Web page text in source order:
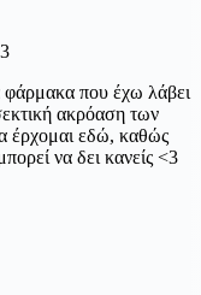
φάρμακα που έχω λάβει
ακρόαση των
έρχομαι εδώ, καθώς
να δει κανείς <3